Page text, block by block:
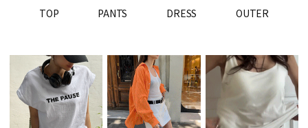
TOP PANTS DRESS OUTER